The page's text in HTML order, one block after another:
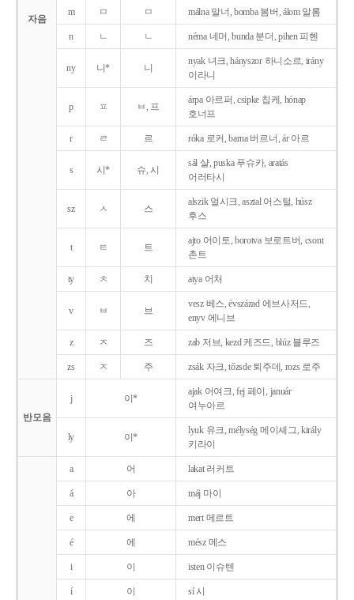
자음
m ㅁ ㅁ málna 말너, bomba 봄버, álom 알롬
n ㄴ ㄴ néma 네머, bunda 분더, pihen 피헨
ny 니* 니
nyak 녀크, hányszor 하니소르, irány
이라니
p ㅍ ㅂ, 프
árpa 아르퍼, csipke 칩케, hónap
호너프
r ㄹ 르 róka 로커, barna 버르너, ár 아르
s 시* 슈, 시
sál 샬, puska 푸슈카, aratás
어러타시
sz ㅅ 스
alszik 얼시크, asztal 어스털, húsz
후스
t ㅌ 트
ajto 어이토, borotva 보로트버, csont
촌트
ty ㅊ 치 atya 어처
v ㅂ 브
vesz 베스, évszázad 에브사저드,
enyv 에니브
z ㅈ 즈 zab 저브, kezd 케즈드, blúz 블루즈
zs ㅈ 주 zsák 자크, tőzsde 퇴주데, rozs 로주
반모음
j 이*
ajak 어여크, fej 페이, január
여누아르
ly 이*
lyuk 유크, mélység 메이셰그, király
키라이
a 어 lakat 러커트
á 아 máj 마이
e 에 mert 메르트
é 에 mész 메스
i 이 isten 이슈텐
í 이 sí 시